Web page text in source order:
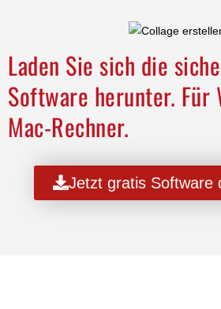
Laden Sie sich die
Software herunter. Für
Mac-Rechner.
Jetzt gratis Software